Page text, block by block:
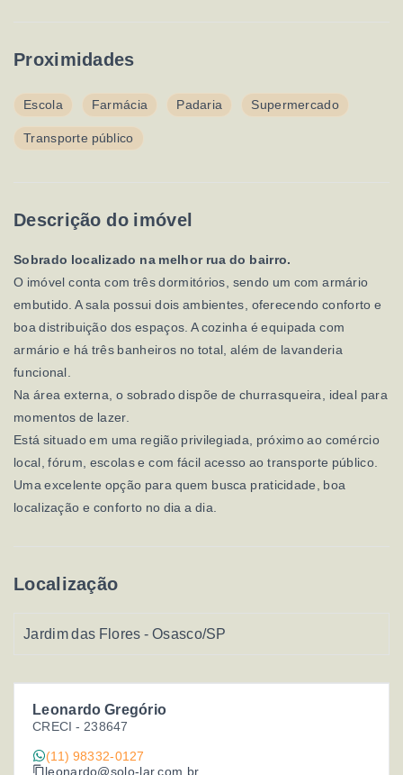
Leonardo Gregório
CRECI - 238647
(11) 98332-0127
leonardo@solo-lar.com.br
Proximidades
Escola Farmácia Padaria Supermercado
Transporte público
Descrição do imóvel
Sobrado localizado na melhor rua do bairro.
O imóvel conta com três dormitórios, sendo um com armário
embutido. A sala possui dois ambientes, oferecendo conforto e
boa distribuição dos espaços. A cozinha é equipada com
armário e há três banheiros no total, além de lavanderia
funcional.
Na área externa, o sobrado dispõe de churrasqueira, ideal para
momentos de lazer.
Está situado em uma região privilegiada, próximo ao comércio
local, fórum, escolas e com fácil acesso ao transporte público.
Uma excelente opção para quem busca praticidade, boa
localização e conforto no dia a dia.
Localização
Jardim das Flores - Osasco/SP